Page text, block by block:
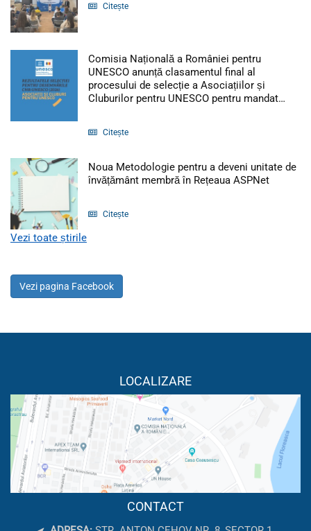
Citește
Comisia Națională a României pentru
UNESCO anunță clasamentul final al
procesului de selecție a Asociațiilor și
Cluburilor pentru UNESCO pentru mandat…
Citește
Noua Metodologie pentru a deveni unitate de
învățământ membră în Rețeaua ASPNetArticol:
Citește
Vezi toate știrile
Vezi pagina Facebook
LOCALIZARE
CONTACT